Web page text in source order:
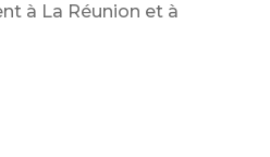
à La Réunion et à